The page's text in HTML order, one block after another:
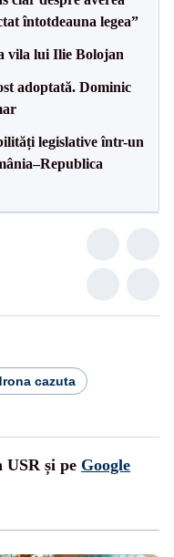
întotdeauna legea”
vila lui Ilie Bolojan
adoptată. Dominic
legislative într-un
cazuta
și pe Google